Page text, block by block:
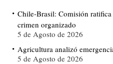
Chile-Brasil: Comisión
crimen organizado
5 de Agosto de 2026
Agricultura analizó
5 de Agosto de 2026